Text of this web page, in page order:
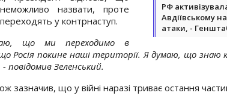
РФ
Авдіївському
атаки, -
назвати, проте
у контрнаступ.
що ми переходимо в
Росія покине наші території. Я думаю, що знаю
повідомив Зеленський.
зазначив, що у війні наразі триває остання